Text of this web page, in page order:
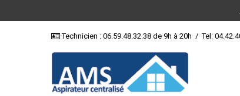
Technicien : 06.59.48.32.38 de 9h à 20h / Tel: